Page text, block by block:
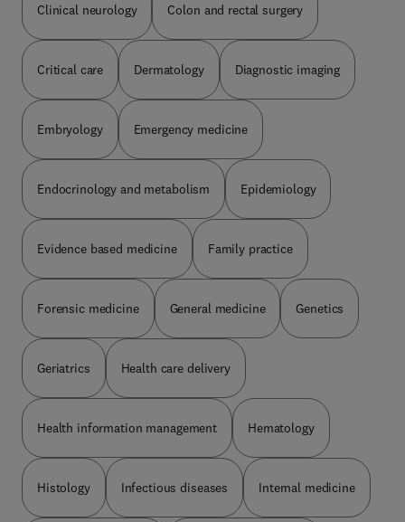
Clinical neurology Colon and rectal surgery
Critical care Dermatology Diagnostic imaging
Embryology Emergency medicine
Endocrinology and metabolism Epidemiology
Evidence based medicine Family practice
Forensic medicine General medicine Genetics
Geriatrics Health care delivery
Health information management Hematology
Histology Infectious diseases Internal medicine